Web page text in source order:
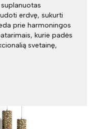
erdvę, sukurti
prie harmoningos
kurie padės
svetainę,